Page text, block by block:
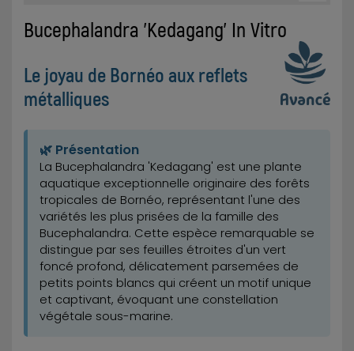
Bucephalandra 'Kedagang' In Vitro
Le joyau de Bornéo aux reflets
métalliques
🌿 Présentation
La Bucephalandra 'Kedagang' est une plante
aquatique exceptionnelle originaire des forêts
tropicales de Bornéo, représentant l'une des
variétés les plus prisées de la famille des
Bucephalandra. Cette espèce remarquable se
distingue par ses feuilles étroites d'un vert
foncé profond, délicatement parsemées de
petits points blancs qui créent un motif unique
et captivant, évoquant une constellation
végétale sous-marine.